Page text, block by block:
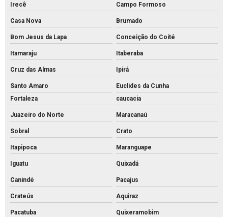
Irecê Campo Formoso
Casa Nova Brumado
Bom Jesus da Lapa Conceição do Coité
Itamaraju Itaberaba
Cruz das Almas Ipirá
Santo Amaro
Euclides da Cunha
Fortaleza
caucacia
Juazeiro do Norte Maracanaú
Sobral Crato
Itapipoca Maranguape
Iguatu Quixadá
Canindé Pacajus
Crateús Aquiraz
Pacatuba
Quixeramobim